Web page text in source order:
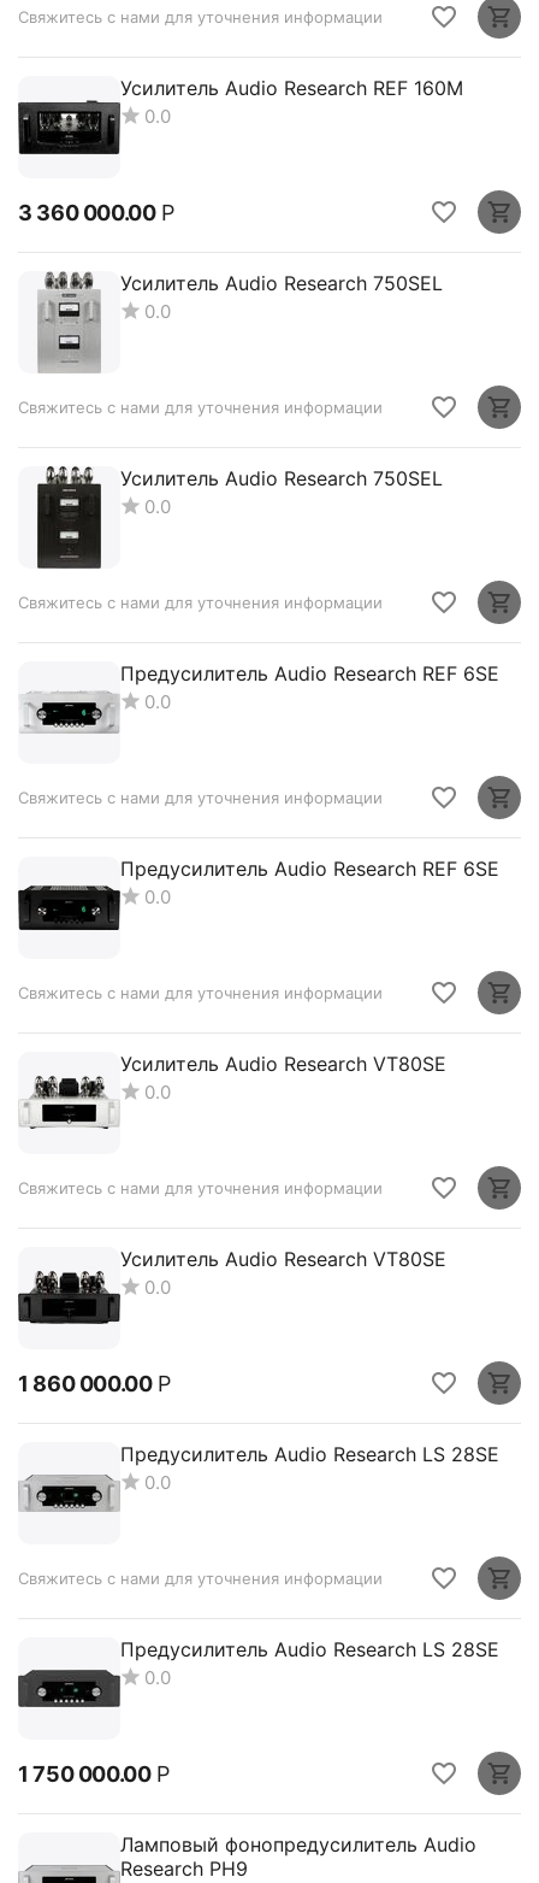
Свяжитесь с нами для уточнения информации
Усилитель Audio Research REF 160M
0.0
3 360 000.00 Р
Усилитель Audio Research 750SEL
0.0
Свяжитесь с нами для уточнения информации
Усилитель Audio Research 750SEL
0.0
Свяжитесь с нами для уточнения информации
Предусилитель Audio Research REF 6SE
0.0
Свяжитесь с нами для уточнения информации
Предусилитель Audio Research REF 6SE
0.0
Свяжитесь с нами для уточнения информации
Усилитель Audio Research VT80SE
0.0
Свяжитесь с нами для уточнения информации
Усилитель Audio Research VT80SE
0.0
1 860 000.00 Р
Предусилитель Audio Research LS 28SE
0.0
Свяжитесь с нами для уточнения информации
Предусилитель Audio Research LS 28SE
0.0
1 750 000.00 Р
Ламповый фонопредусилитель Audio
Research PH9